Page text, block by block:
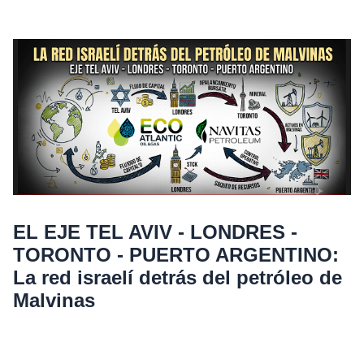
EL EJE TEL AVIV - LONDRES -
TORONTO - PUERTO ARGENTINO:
La red israelí detrás del petróleo de
Malvinas